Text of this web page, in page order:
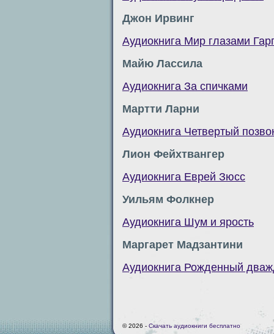
Джон Ирвинг
Аудиокнига Мир глазами
Майю Лассила
Аудиокнига За спичками
Мартти Ларни
Аудиокнига Четвертый
Лион Фейхтвангер
Аудиокнига Еврей Зюсс
Уильям Фолкнер
Аудиокнига Шум и ярость
Маргарет Мадзантини
Аудиокнига Рожденный
© 2026 - Скачать аудиокниги бесплатно